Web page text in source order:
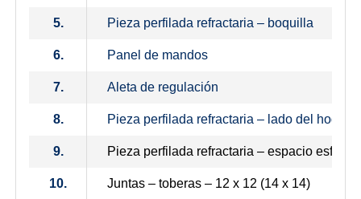
5. Pieza perfilada refractaria – boquilla
6. Panel de mandos
7. Aleta de regulación
8. Pieza perfilada refractaria – lado del hogar
9. Pieza perfilada refractaria – espacio
10. Juntas – toberas – 12 x 12 (14 x 14)